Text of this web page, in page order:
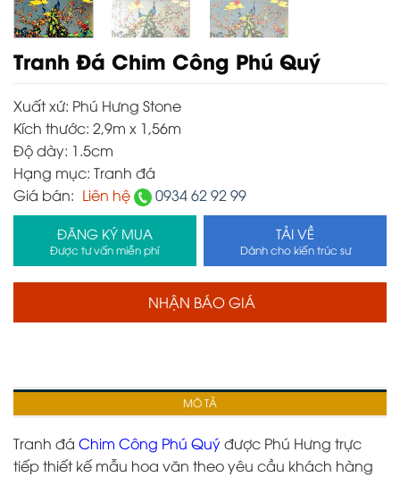
Tranh Đá Chim Công Phú Quý
Xuất xứ: Phú Hưng Stone
Kích thước: 2,9m x 1,56m
Độ dày: 1.5cm
Hạng mục: Tranh đá
Giá bán: Liên hệ 0934 62 92 99
ĐĂNG KÝ MUA
Được tư vấn miễn phí
TẢI VỀ
Dành cho kiến trúc sư
NHẬN BÁO GIÁ
MÔ TẢ
Tranh đá Chim Công Phú Quýđược Phú Hưng trực
tiếp thiết kế mẫu hoa văn theo yêu cầu khách hàng